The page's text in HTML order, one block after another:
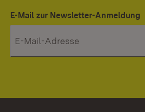
E-Mail zur Newsletter-Anmeldung